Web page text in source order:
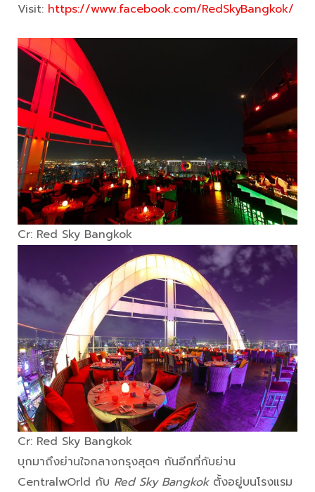
Visit: https://www.facebook.com/RedSkyBangkok/
Cr: Red Sky Bangkok
Cr: Red Sky Bangkok
บุกมาถึงย่านใจกลางกรุงสุดๆ กันอีกที่กับย่าน
CentralwOrld กับ Red Sky Bangkokตั้งอยู่บนโรงแรม